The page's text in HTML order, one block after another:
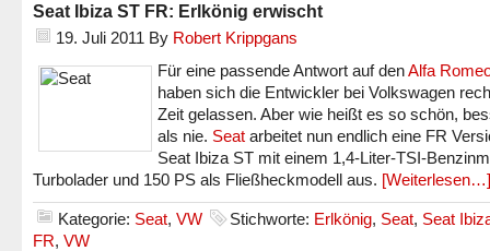
Seat Ibiza ST FR: Erlkönig erwischt
19. Juli 2011 By Robert Krippgans
Für eine passende Antwort auf denAlfa
haben sich die Entwickler bei Volkswagen
Zeit gelassen. Aber wie heißt es so schön,
als nie. Seat arbeitet nun endlich eine FR
Seat Ibiza ST mit einem 1,4-Liter-TSI-
Turbolader und 150 PS als Fließheckmodell aus. [Weiterlesen…]
Kategorie: Seat, VW Stichworte: Erlkönig, Seat, Seat
FR, VW